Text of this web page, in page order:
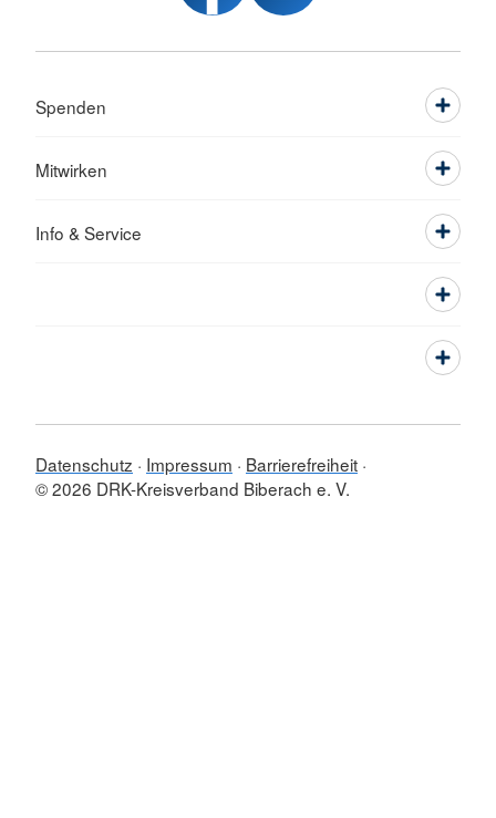
Spenden
Mitwirken
Info & Service
Datenschutz Impressum
Barrierefreiheit
© 2026 DRK-Kreisverband Biberach e. V.